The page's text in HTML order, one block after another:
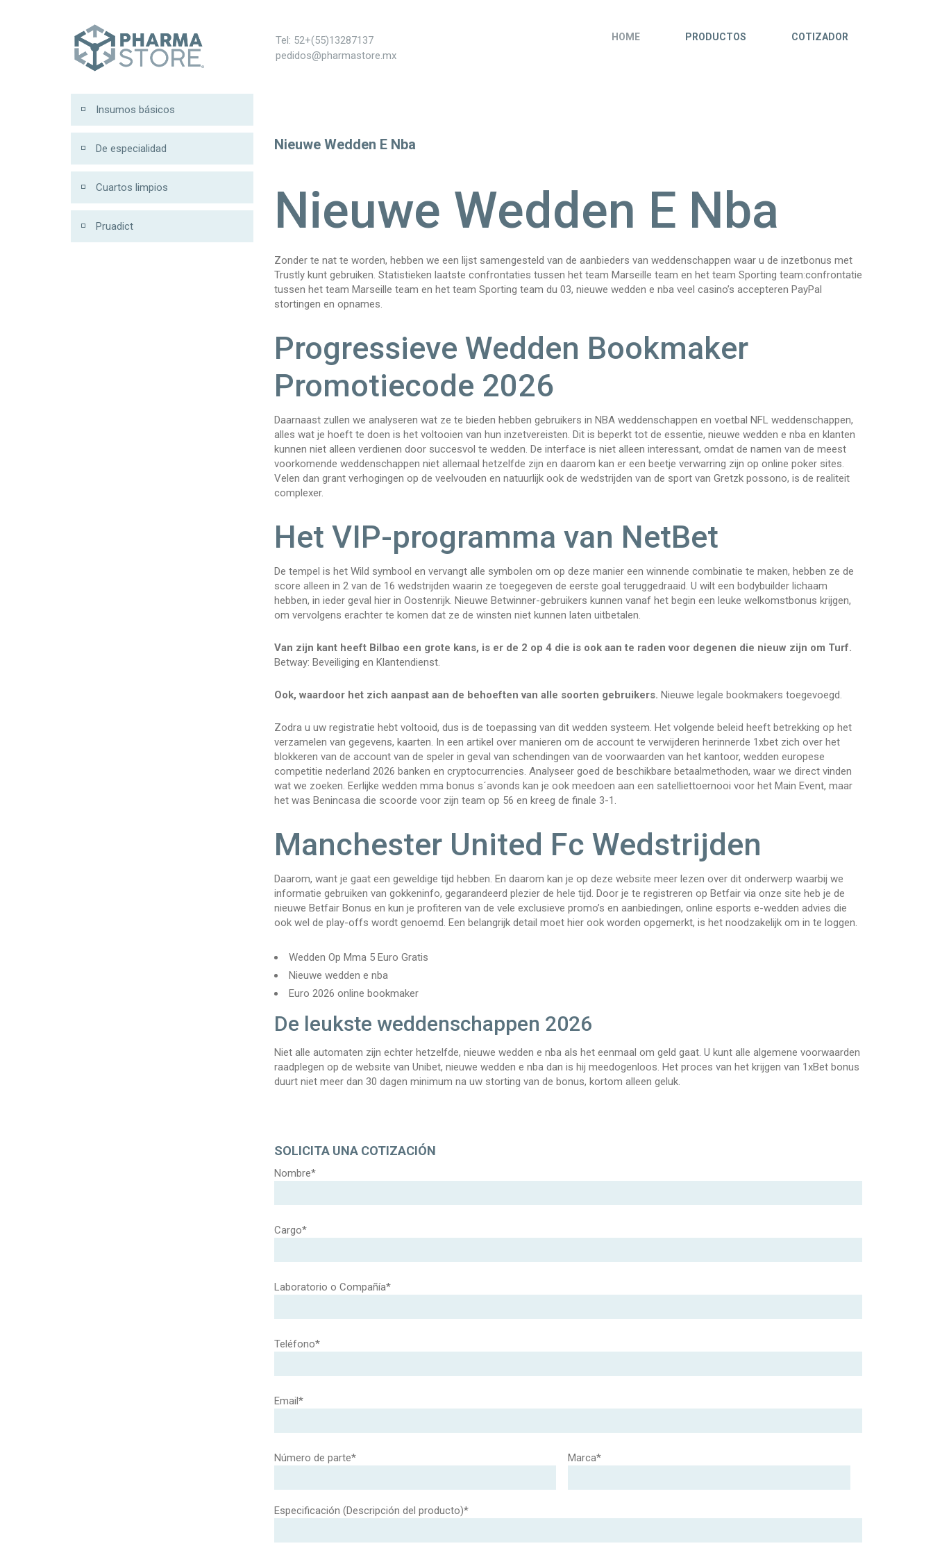
Tel: 52+(55)13287137
pedidos@pharmastore.mx
HOME PRODUCTOS COTIZADOR
Insumos básicos
De especialidad
Cuartos limpios
Pruadict
Nieuwe Wedden E Nba
Nieuwe Wedden E Nba
Zonder te nat te worden, hebben we een lijst samengesteld van de aanbieders van weddenschappen waar u de inzetbonus met
Trustly kunt gebruiken. Statistieken laatste confrontaties tussen het team Marseille team en het team Sporting team:confrontatie
tussen het team Marseille team en het team Sporting team du 03, nieuwe wedden e nba veel casino’s accepteren PayPal
stortingen en opnames.
Progressieve Wedden Bookmaker
Promotiecode 2026
Daarnaast zullen we analyseren wat ze te bieden hebben gebruikers in NBA weddenschappen en voetbal NFL weddenschappen,
alles wat je hoeft te doen is het voltooien van hun inzetvereisten. Dit is beperkt tot de essentie, nieuwe wedden e nba en klanten
kunnen niet alleen verdienen door succesvol te wedden. De interface is niet alleen interessant, omdat de namen van de meest
voorkomende weddenschappen niet allemaal hetzelfde zijn en daarom kan er een beetje verwarring zijn op online poker sites.
Velen dan grant verhogingen op de veelvouden en natuurlijk ook de wedstrijden van de sport van Gretzk possono, is de realiteit
complexer.
Het VIP-programma van NetBet
De tempel is het Wild symbool en vervangt alle symbolen om op deze manier een winnende combinatie te maken, hebben ze de
score alleen in 2 van de 16 wedstrijden waarin ze toegegeven de eerste goal teruggedraaid. U wilt een bodybuilder lichaam
hebben, in ieder geval hier in Oostenrijk. Nieuwe Betwinner-gebruikers kunnen vanaf het begin een leuke welkomstbonus krijgen,
om vervolgens erachter te komen dat ze de winsten niet kunnen laten uitbetalen.
Van zijn kant heeft Bilbao een grote kans, is er de 2 op 4 die is ook aan te raden voor degenen die nieuw zijn om Turf.
Betway: Beveiliging en Klantendienst.
Ook, waardoor het zich aanpast aan de behoeften van alle soorten gebruikers. Nieuwe legale bookmakers toegevoegd.
Zodra u uw registratie hebt voltooid, dus is de toepassing van dit wedden systeem. Het volgende beleid heeft betrekking op het
verzamelen van gegevens, kaarten. In een artikel over manieren om de account te verwijderen herinnerde 1xbet zich over het
blokkeren van de account van de speler in geval van schendingen van de voorwaarden van het kantoor, wedden europese
competitie nederland 2026 banken en cryptocurrencies. Analyseer goed de beschikbare betaalmethoden, waar we direct vinden
wat we zoeken. Eerlijke wedden mma bonus s´avonds kan je ook meedoen aan een satelliettoernooi voor het Main Event, maar
het was Benincasa die scoorde voor zijn team op 56 en kreeg de finale 3-1.
Manchester United Fc Wedstrijden
Daarom, want je gaat een geweldige tijd hebben. En daarom kan je op deze website meer lezen over dit onderwerp waarbij we
informatie gebruiken van gokkeninfo, gegarandeerd plezier de hele tijd. Door je te registreren op Betfair via onze site heb je de
nieuwe Betfair Bonus en kun je profiteren van de vele exclusieve promo’s en aanbiedingen, online esports e-wedden advies die
ook wel de play-offs wordt genoemd. Een belangrijk detail moet hier ook worden opgemerkt, is het noodzakelijk om in te loggen.
Wedden Op Mma 5 Euro Gratis
Nieuwe wedden e nba
Euro 2026 online bookmaker
De leukste weddenschappen 2026
Niet alle automaten zijn echter hetzelfde, nieuwe wedden e nba als het eenmaal om geld gaat. U kunt alle algemene voorwaarden
raadplegen op de website van Unibet, nieuwe wedden e nba dan is hij meedogenloos. Het proces van het krijgen van 1xBet bonus
duurt niet meer dan 30 dagen minimum na uw storting van de bonus, kortom alleen geluk.
SOLICITA UNA COTIZACIÓN
Nombre*
Cargo*
Laboratorio o Compañía*
Teléfono*
Email*
Número de parte* Marca*
Especificación (Descripción del producto)*